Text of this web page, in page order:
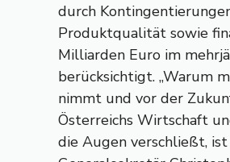
durch
Produktqualität sowie
Milliarden Euro im
berücksichtigt. „Warum
nimmt und vor der
Österreichs Wirtschaft
die Augen verschließt, ist